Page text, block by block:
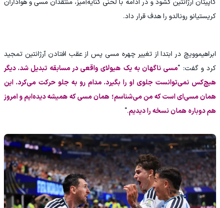
کاپیتان آرژانتین گشود و در ادامه با لحنی کنایه‌آمیز، منتقدان مسی و هواداران
کریستیانو رونالدو را هدف قرار داد.
ابراهیموویچ در ابتدا از تغییر چهره مسی پس از عقب افتادن آرژانتین تمجید
کرد و گفت: "مسی ناگهان به یک هیولای واقعی در مسابقه تبدیل شد. دیگر
هیچ‌کس نمی‌توانست جلوی او را بگیرد. مدام رو به جلو حرکت می‌کرد. این
همان مسی‌ای است که من می‌شناسم؛ همان مسی که همیشه دیده‌ایم و امروز
هم دوباره همان نسخه را دیدیم."